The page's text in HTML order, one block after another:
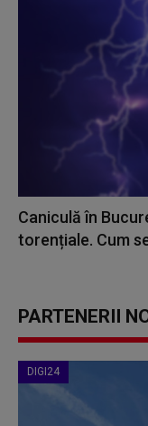
Caniculă în
torențiale. Cum
PARTENERII
DIGI24